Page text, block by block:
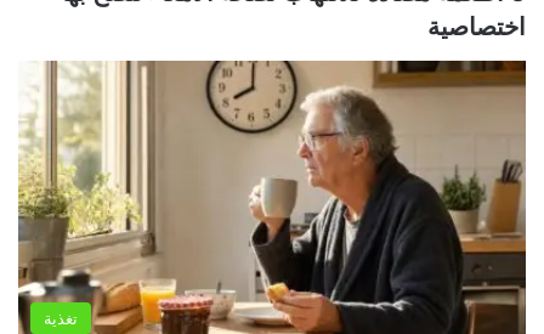
اختصاصية
تغذية